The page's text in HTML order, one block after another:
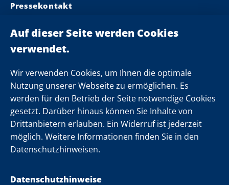
Wir verwenden Cookies, um Ihnen die optimale
Nutzung unserer Webseite zu ermöglichen. Es
werden für den Betrieb der Seite notwendige Cookies
gesetzt. Darüber hinaus können Sie Inhalte von
Drittanbietern erlauben. Ein Widerruf ist jederzeit
möglich. Weitere Informationen finden Sie in den
Datenschutzhinweisen.
Datenschutzhinweise
Pressekontakt
Landeskabinett
Einsamkeit
Folgen Sie uns